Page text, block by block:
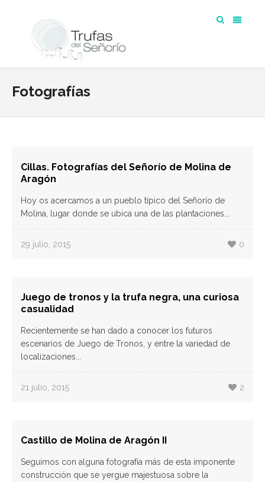
Fotografías
Cillas. Fotografías del Señorío de Molina de
Aragón
Hoy os acercamos a un pueblo típico del Señorío de
Molina, lugar donde se ubica una de las plantaciones...
29 julio, 2015 0
Juego de tronos y la trufa negra, una curiosa
casualidad
Recientemente se han dado a conocer los futuros
escenarios de Juego de Tronos, y entre la variedad de
localizaciones...
21 julio, 2015 2
Castillo de Molina de Aragón II
Seguimos con alguna fotografía más de esta imponente
construcción que se yergue majestuosa sobre la